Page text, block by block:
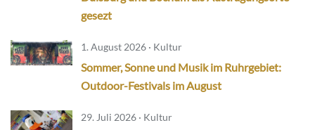
gesezt
1. August 2026 · Kultur
Sommer, Sonne und Musik im Ruhrgebiet:
Outdoor-Festivals im August
29. Juli 2026 · Kultur